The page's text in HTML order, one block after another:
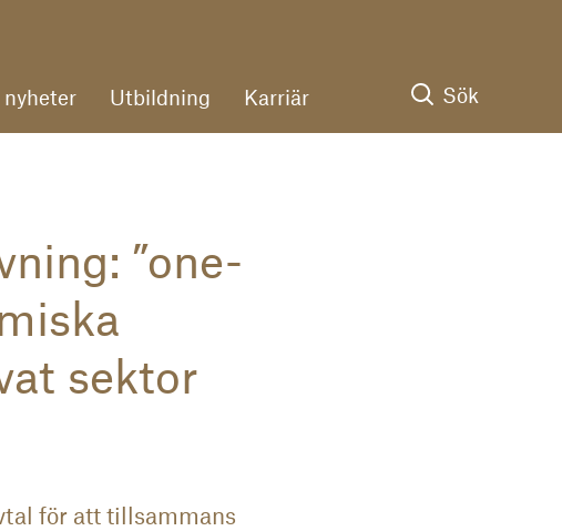
Utbildning Karriär Sök
”one-
sektor
för att tillsammans